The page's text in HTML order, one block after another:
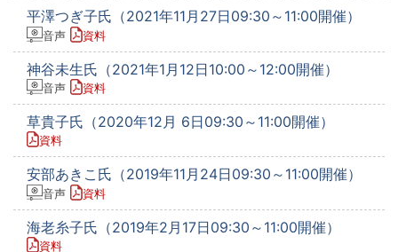
平澤つぎ子氏（2021年11月27日09:30～11:00開催）
音声 資料
神谷未生氏（2021年1月12日10:00～12:00開催）
音声 資料
草貴子氏（2020年12月 6日09:30～11:00開催）
資料
安部あきこ氏（2019年11月24日09:30～11:00開催）
音声 資料
海老糸子氏（2019年2月17日09:30～11:00開催）
資料